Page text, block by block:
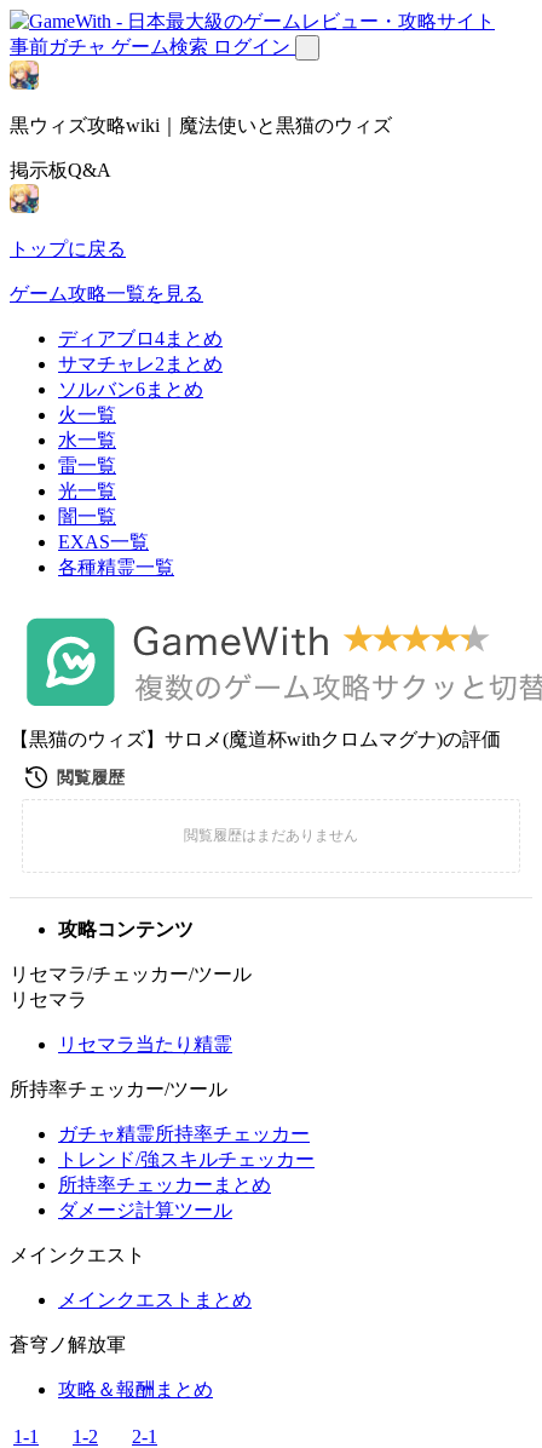
事前ガチャ ゲーム検索 ログイン
黒ウィズ攻略wiki｜魔法使いと黒猫のウィズ
掲示板Q&A
トップに戻る
ゲーム攻略一覧を見る
ディアブロ4まとめ
サマチャレ2まとめ
ソルバン6まとめ
火一覧
水一覧
雷一覧
光一覧
闇一覧
EXAS一覧
各種精霊一覧
【黒猫のウィズ】サロメ(魔道杯withクロムマグナ)の評価
攻略コンテンツ
リセマラ/チェッカー/ツール
リセマラ
リセマラ当たり精霊
所持率チェッカー/ツール
ガチャ精霊所持率チェッカー
トレンド/強スキルチェッカー
所持率チェッカーまとめ
ダメージ計算ツール
メインクエスト
メインクエストまとめ
蒼穹ノ解放軍
攻略＆報酬まとめ
1-1 1-2
2-1